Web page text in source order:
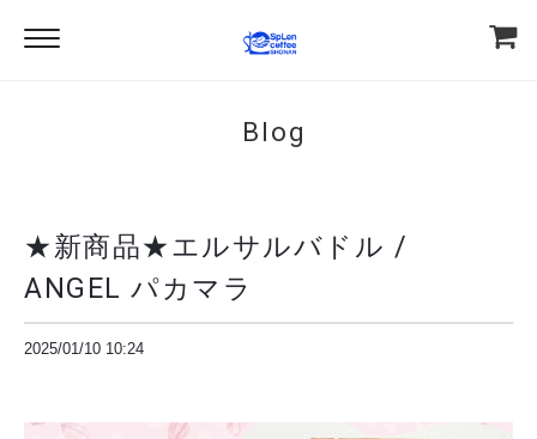
Blog
★新商品★エルサルバドル /
ANGEL パカマラ
2025/01/10 10:24